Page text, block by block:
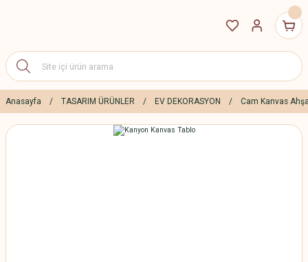
Anasayfa TASARIM ÜRÜNLER EV DEKORASYON Cam Kanvas